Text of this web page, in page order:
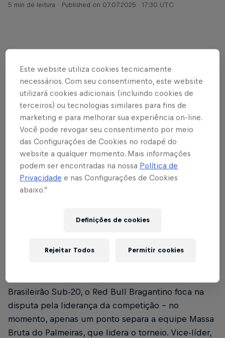
5 min de leitura
Published on 07.07.2025 · 17:30 UTC
Foto: Fernando Roberto / Red Bull Bragantino
Texto: Bruno Sousa
O Red Bull Bragantino vai a campo nesta terça-feira
(8), às 15h, pela 17ª rodada do Campeonato
Brasileiro Sub-20 Série A de 2025. A equipe Massa
Bruta visita o Santos, no Estádio Espanha, em
Santos. O duelo coloca frente a frente duas
equipes que venceram na última rodada do
bater o América-MG, em Minas, e o Braga superou
Brasileirão Sub-20, o Red Bull Bragantino foca na
disputa pela liderança da competição - no
momento, apenas um ponto separa a equipe Massa
Bruta do Palmeiras, que lidera o torneio. Vice-líder,
Este website utiliza cookies tecnicamente
necessários. Com seu consentimento, este website
utilizará cookies adicionais (incluindo cookies de
terceiros) ou tecnologias similares para fins de
marketing e para melhorar sua experiência on-line.
Você pode revogar seu consentimento por meio
das Configurações de Cookies no rodapé do
website a qualquer momento. Mais informações
podem ser encontradas na nossa Política de
Privacidade e nas Configurações de Cookies
abaixo.”
Definições de cookies
Rejeitar Todos Permitir cookies